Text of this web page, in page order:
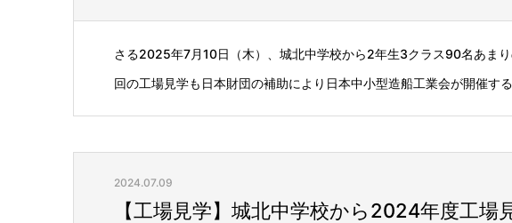
さる2025年7月10日（木）、城北中学校から2年生3クラス90名あま
回の工場見学も日本財団の補助により日本中小型造船工業会が開催す
2024.07.09
【工場見学】城北中学校から2024年度工場